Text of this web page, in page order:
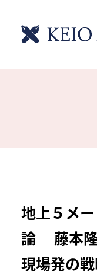
地上５メ
論 藤本
現場発の